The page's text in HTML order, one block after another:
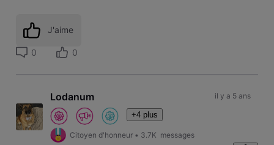
J'aime
0 0
Lodanum
+4 plus
Citoyen d'honneur • 3.7K messages
il y a 5 ans